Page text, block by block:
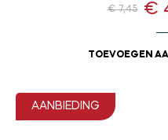
€ 7,45 €
TOEVOEGEN
AANBIEDING